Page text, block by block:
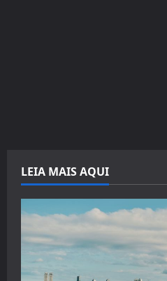
LEIA MAIS AQUI